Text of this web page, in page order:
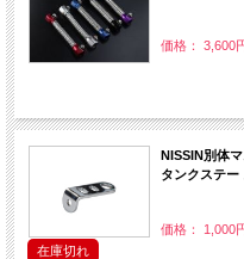
価格： 3,600
NISSIN別体
タンクステー
価格： 1,000
在庫切れ